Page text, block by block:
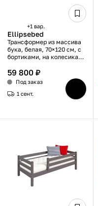
+1 вар.
Ellipsebed
Трансформер из массива
бука, белая, 70×120 см, с
бортиками, на колесиках,
59 800 ₽
Под заказ
1 сент.